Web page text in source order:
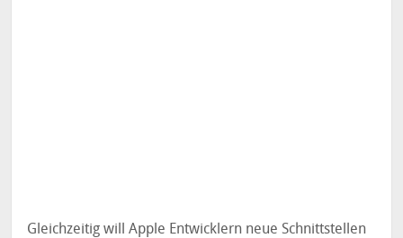
Gleichzeitig will Apple Entwicklern neue Schnittstellen